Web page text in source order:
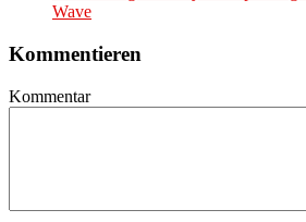
Wave
Kommentieren
Kommentar